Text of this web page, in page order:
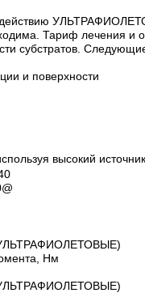
Тариф лечения и
субстратов.
и поверхности
высокий
УЛЬТРАФИОЛЕТОВЫЕ)
Нм
УЛЬТРАФИОЛЕТОВЫЕ)